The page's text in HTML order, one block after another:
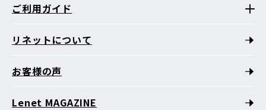
ご利用ガイド
リネットについて
お客様の声
Lenet MAGAZINE